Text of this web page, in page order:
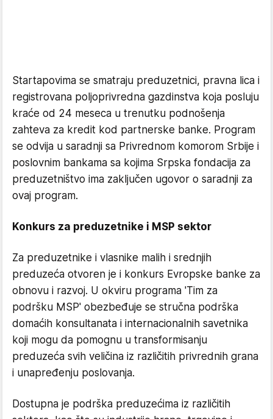
Startapovima se smatraju preduzetnici, pravna lica i
registrovana poljoprivredna gazdinstva koja posluju
kraće od 24 meseca u trenutku podnošenja
zahteva za kredit kod partnerske banke. Program
se odvija u saradnji sa Privrednom komorom Srbije i
poslovnim bankama sa kojima Srpska fondacija za
preduzetništvo ima zaključen ugovor o saradnji za
ovaj program.
Konkurs za preduzetnike i MSP sektor
Za preduzetnike i vlasnike malih i srednjih
preduzeća otvoren je i konkurs Evropske banke za
obnovu i razvoj. U okviru programa 'Tim za
podršku MSP' obezbeđuje se stručna podrška
domaćih konsultanata i internacionalnih savetnika
koji mogu da pomognu u transformisanju
preduzeća svih veličina iz različitih privrednih grana
i unapređenju poslovanja.
Dostupna je podrška preduzećima iz različitih